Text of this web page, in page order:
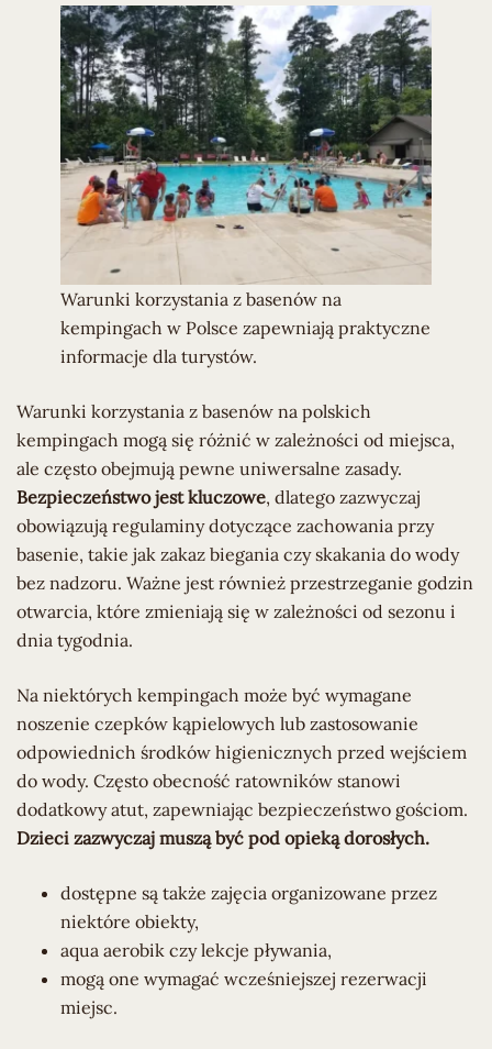
Warunki korzystania z basenów na
kempingach w Polsce zapewniają praktyczne
informacje dla turystów.
Warunki korzystania z basenów na polskich
kempingach mogą się różnić w zależności od miejsca,
ale często obejmują pewne uniwersalne zasady.
Bezpieczeństwo jest kluczowe, dlatego zazwyczaj
obowiązują regulaminy dotyczące zachowania przy
basenie, takie jak zakaz biegania czy skakania do wody
bez nadzoru. Ważne jest również przestrzeganie godzin
otwarcia, które zmieniają się w zależności od sezonu i
dnia tygodnia.
Na niektórych kempingach może być wymagane
noszenie czepków kąpielowych lub zastosowanie
odpowiednich środków higienicznych przed wejściem
do wody. Często obecność ratowników stanowi
dodatkowy atut, zapewniając bezpieczeństwo gościom.
Dzieci zazwyczaj muszą być pod opieką dorosłych.
dostępne są także zajęcia organizowane przez
niektóre obiekty,
aqua aerobik czy lekcje pływania,
mogą one wymagać wcześniejszej rezerwacji
miejsc.